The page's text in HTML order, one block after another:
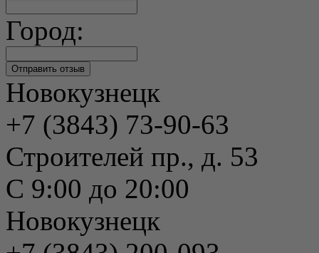
Город:
Новокузнецк
+7 (3843) 73-90-63
Строителей пр., д. 53
С 9:00 до 20:00
Новокузнецк